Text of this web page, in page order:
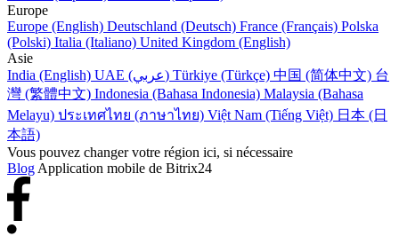
Europe
Europe (English) Deutschland (Deutsch) France (Français) Polska
(Polski) Italia (Italiano) United Kingdom (English)
Asie
India (English)
UAE (عربي) Türkiye (Türkçe) 中国 (简体中文) 台
灣 (繁體中文) Indonesia (Bahasa Indonesia) Malaysia (Bahasa
Melayu) ประเทศไทย (ภาษาไทย) Việt Nam (Tiếng Việt) 日本 (日
本語)
Vous pouvez changer votre région ici, si nécessaire
Blog Application mobile de Bitrix24